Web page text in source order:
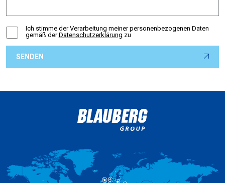
Ich stimme der Verarbeitung meiner personenbezogenen Daten
gemäß der Datenschutzerklärung zu